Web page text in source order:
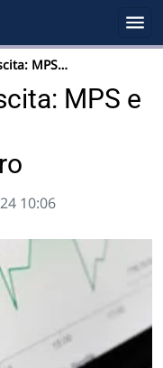
MPS…
MPS e
10:06